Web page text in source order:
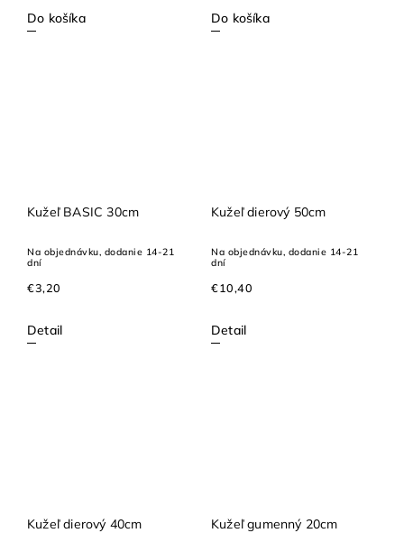
Do košíka Do košíka
Kužeľ BASIC 30cm
Na objednávku, dodanie 14-21
dní
€3,20
Detail
Kužeľ dierový 50cm
Na objednávku, dodanie 14-21
dní
€10,40
Detail
Kužeľ dierový 40cm Kužeľ gumenný 20cm